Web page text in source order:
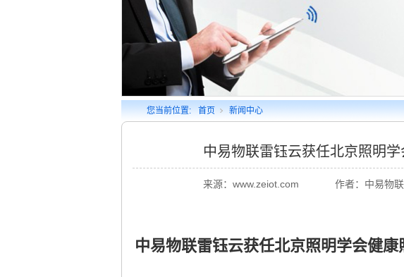
您当前位置: 首页 新闻中心
中易物联雷钰云获任北京照明
来源： www.zeiot.com 作者： 中易物
中易物联雷钰云获任北京照明学会健康